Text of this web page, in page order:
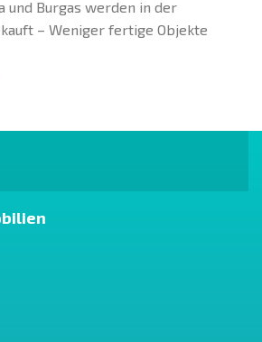
und Burgas werden in der
– Weniger fertige Objekte